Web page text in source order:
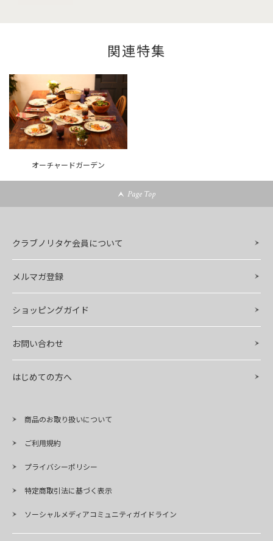
関連特集
オーチャードガーデン
Page Top
クラブノリタケ会員について
メルマガ登録
ショッピングガイド
お問い合わせ
はじめての方へ
商品のお取り扱いについて
ご利用規約
プライバシーポリシー
特定商取引法に基づく表示
ソーシャルメディアコミュニティガイドライン